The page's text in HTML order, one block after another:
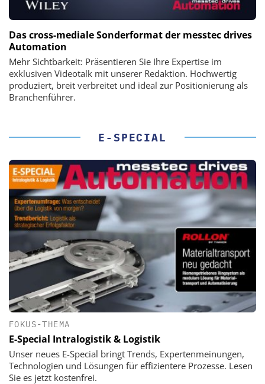
Das cross-mediale Sonderformat der messtec drives
Automation
Mehr Sichtbarkeit: Präsentieren Sie Ihre Expertise im
exklusiven Videotalk mit unserer Redaktion. Hochwertig
produziert, breit verbreitet und ideal zur Positionierung als
Branchenführer.
E-SPECIAL
FOKUS-THEMA
E-Special Intralogistik & Logistik
Unser neues E-Special bringt Trends, Expertenmeinungen,
Technologien und Lösungen für effizientere Prozesse. Lesen
Sie es jetzt kostenfrei.